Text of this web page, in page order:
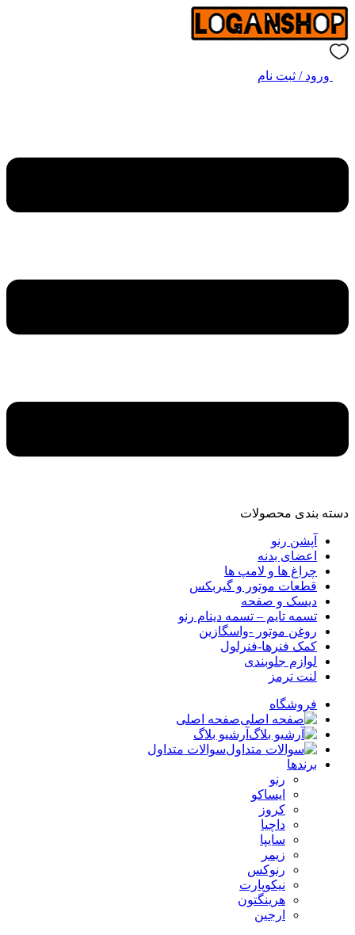
ورود / ثبت نام
دسته‌ بندی محصولات
آپشن رنو
اعضای بدنه
چراغ ها و لامپ ها
قطعات موتور و گیربکس
دیسک و صفحه
تسمه تایم – تسمه دینام رنو
روغن موتور -واسگازین
کمک فنرها-فنرلول
لوازم جلوبندی
لنت ترمز
فروشگاه
صفحه اصلی
آرشیو بلاگ
سوالات متداول
برندها
رنو
ایساکو
کروز
داچیا
سایپا
زیمر
رنوکس
نیکوپارت
هرینگتون
ارجین